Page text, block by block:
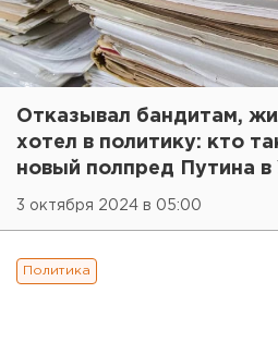
Отказывал бандитам,
хотел в политику: кто
новый полпред Путина
3 октября 2024 в 05:00
Политика